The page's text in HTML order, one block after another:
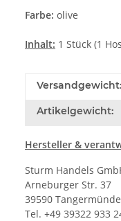
Farbe: olive
Inhalt: 1 Stück (1
Versandgewicht:
Artikelgewicht:
Hersteller &
Sturm Handels
Arneburger Str. 37
39590 Tangermünde
Tel. +49 39322 933